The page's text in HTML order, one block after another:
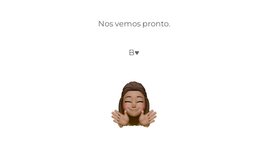
Nos vemos pronto.
B♥︎